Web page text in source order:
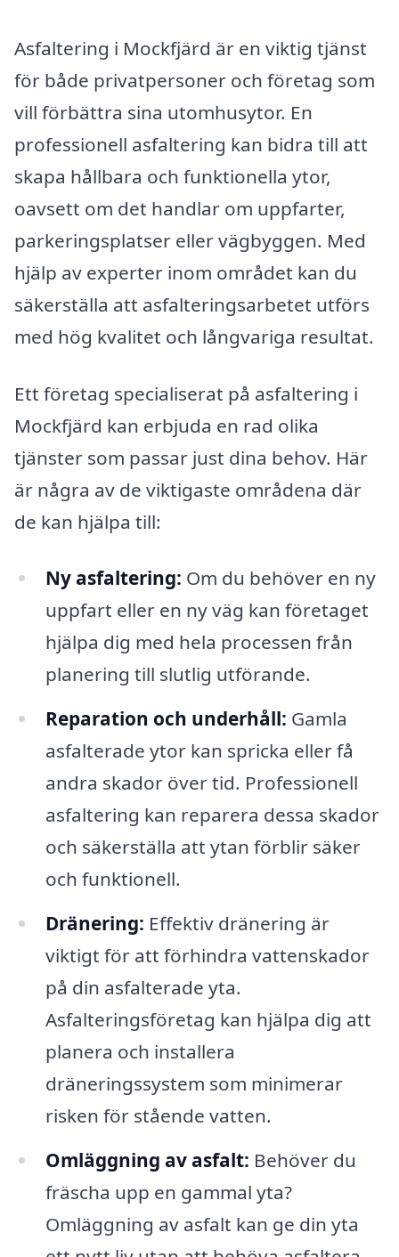
Asfaltering i Mockfjärd är en viktig tjänst
för både privatpersoner och företag som
vill förbättra sina utomhusytor. En
professionell asfaltering kan bidra till att
skapa hållbara och funktionella ytor,
oavsett om det handlar om uppfarter,
parkeringsplatser eller vägbyggen. Med
hjälp av experter inom området kan du
säkerställa att asfalteringsarbetet utförs
med hög kvalitet och långvariga resultat.
Ett företag specialiserat på asfaltering i
Mockfjärd kan erbjuda en rad olika
tjänster som passar just dina behov. Här
är några av de viktigaste områdena där
de kan hjälpa till:
Ny asfaltering: Om du behöver en ny
uppfart eller en ny väg kan företaget
hjälpa dig med hela processen från
planering till slutlig utförande.
Reparation och underhåll: Gamla
asfalterade ytor kan spricka eller få
andra skador över tid. Professionell
asfaltering kan reparera dessa skador
och säkerställa att ytan förblir säker
och funktionell.
Dränering: Effektiv dränering är
viktigt för att förhindra vattenskador
på din asfalterade yta.
Asfalteringsföretag kan hjälpa dig att
planera och installera
dräneringssystem som minimerar
risken för stående vatten.
Omläggning av asfalt: Behöver du
fräscha upp en gammal yta?
Omläggning av asfalt kan ge din yta